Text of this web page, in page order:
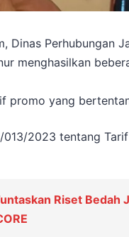
Dinas Perhubungan
menghasilkan
promo yang
2023 tentang
Riset Bedah